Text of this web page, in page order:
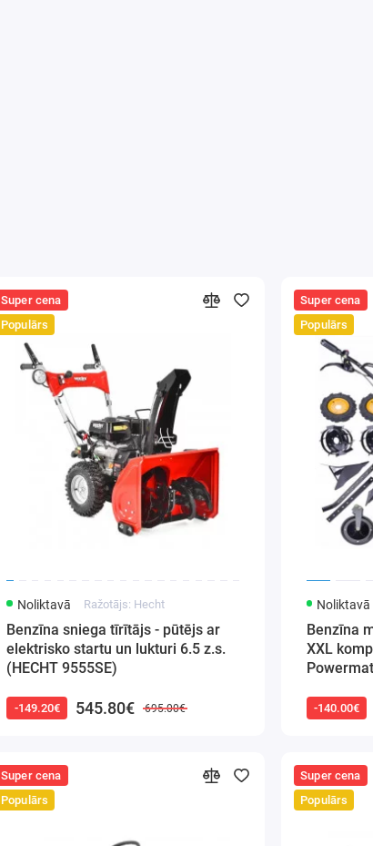
✔ Standarti EN 60335-1: 2012 + A11 + A13, EN 60335-2-9:
A2, EN 55014-2 : 2015, EN 61000-3: 2013, EN 61000-3: 2014
Iecienītākās garšas visu gadu ar berdsena žāvētāju, jūs
Super cena
Populārs
Noliktavā Ražotājs: Hecht
Benzīna sniega tīrītājs - pūtējs ar
elektrisko startu un lukturi 6.5 z.s.
(HECHT 9555SE)
-149.20€ 545.80€ 695.00€
Super cena
Populārs
Noliktavā
Benzīna
XXL
-140.00€
Super cena
Populārs
Super cena
Populārs